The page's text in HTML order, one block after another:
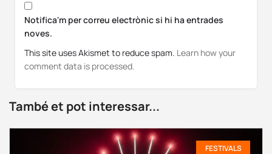
Notifica'm per correu electrònic si hi ha entrades
noves.
This site uses Akismet to reduce spam. Learn how your
comment data is processed.
També et pot interessar...
FESTIVALS